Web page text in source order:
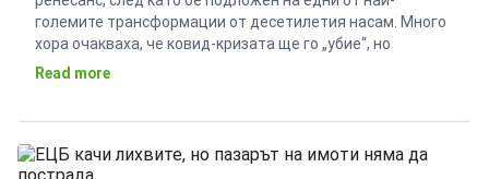
големите трансформации от десетилетия насам. Много
хора очакваха, че ковид-кризата ще го „убие“, но
реалността днес отново ни изненадва. Офисите не
Read more